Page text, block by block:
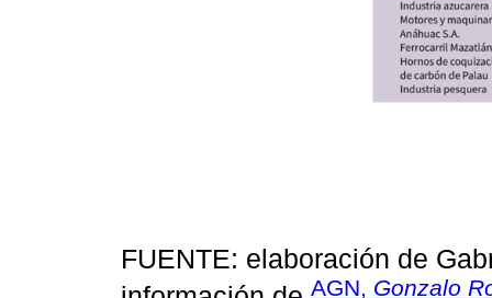
FUENTE: elaboración de
AGN, Gonzalo